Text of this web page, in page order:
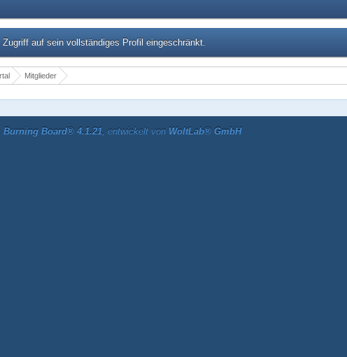
Zugriff auf sein vollständiges Profil eingeschränkt.
Mitglieder
Burning Board® 4.1.21, entwickelt von WoltLab® GmbH